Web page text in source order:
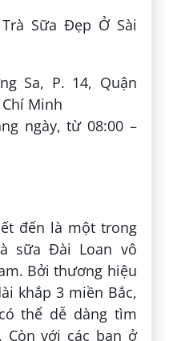
Sa, P. 14, Quận
Minh
ngày, từ 08:00 –
đến là một trong
sữa Đài Loan vô
Bởi thương hiệu
khắp 3 miền Bắc,
thể dễ dàng tìm
với các bạn ở